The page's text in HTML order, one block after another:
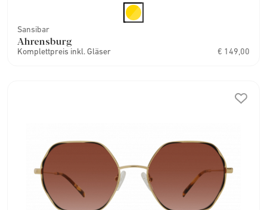
Sansibar
Ahrensburg
Komplettpreis inkl. Gläser € 149,00